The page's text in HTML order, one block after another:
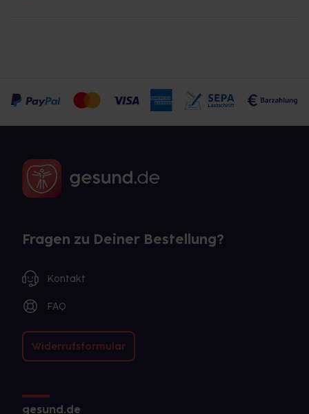
Fragen zu Deiner Bestellung?
Kontakt
FAQ
Widerrufsformular
gesund.de